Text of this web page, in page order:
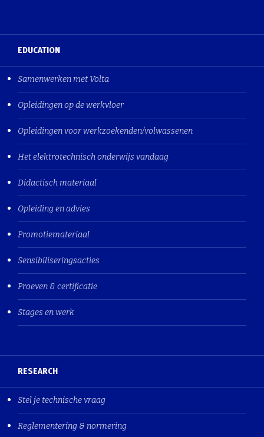
EDUCATION
Samenwerken met Volta
Opleidingen op de werkvloer
Opleidingen voor werkzoekenden/volwassenen
Het elektrotechnisch onderwijs vandaag
Didactisch materiaal
Opleiding en advies
Promotiemateriaal
Sensibiliseringsacties
Proeven & certificatie
Stages en werk
RESEARCH
Stel je technische vraag
Reglementering & normering